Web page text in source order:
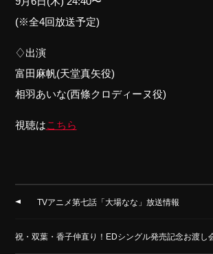
(※全4回放送予定)
♢出演
富田麻帆(天堂真矢役)
相羽あいな(西條クロディーヌ役)
視聴はこちら
TVアニメ第七話「大場なな」放送情報
祝・双葉・香子仲直り！EDシングル発売記念お渡し